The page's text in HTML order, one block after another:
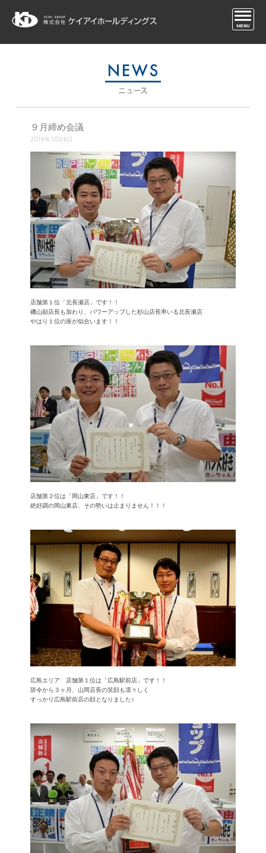
MENU
９月締め会議
2014年10月6日
店舗第１位「北長瀬店」です！！
磯山副店長も加わり、パワーアップした杉山店長率いる北長瀬店
やはり１位の座が似合います！！
店舗第２位は「岡山東店」です！！
絶好調の岡山東店、その勢いは止まりません！！！
広島エリア 店舗第１位は「広島駅前店」です！！
辞令から３ヶ月、山岡店長の笑顔も凛々しく
すっかり広島駅前店の顔となりました♪